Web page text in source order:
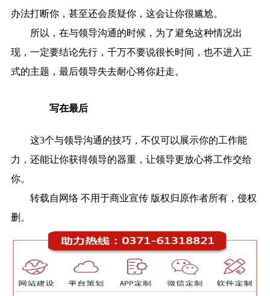
办法打断你，甚至还会质疑你，这会让你很尴尬。
所以，在与领导沟通的时候，为了避免这种情况出
现，一定要结论先行，千万不要说很长时间，也不进入正
式的主题，最后领导失去耐心将你赶走。
写在最后
这3个与领导沟通的技巧，不仅可以展示你的工作能
力，还能让你获得领导的器重，让领导更放心将工作交给
你。
转载自网络 不用于商业宣传 版权归原作者所有，侵权
删。